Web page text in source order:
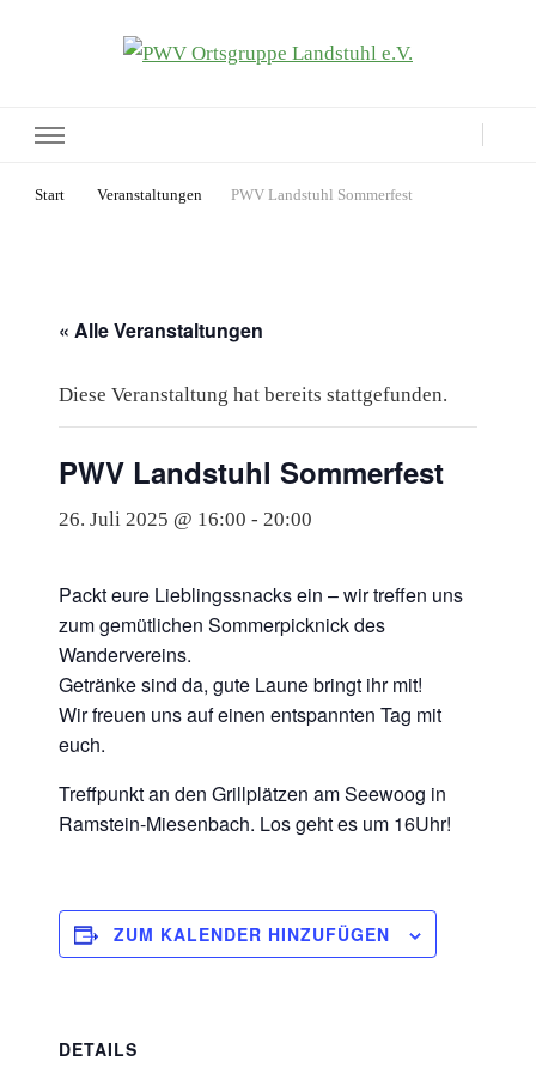
Start Veranstaltungen PWV Landstuhl Sommerfest
« Alle Veranstaltungen
Diese Veranstaltung hat bereits stattgefunden.
PWV Landstuhl Sommerfest
26. Juli 2025 @ 16:00 - 20:00
Packt eure Lieblingssnacks ein – wir treffen uns
zum gemütlichen Sommerpicknick des
Wandervereins.
Getränke sind da, gute Laune bringt ihr mit!
Wir freuen uns auf einen entspannten Tag mit
euch.
Treffpunkt an den Grillplätzen am Seewoog in
Ramstein-Miesenbach. Los geht es um 16Uhr!
ZUM KALENDER HINZUFÜGEN
DETAILS